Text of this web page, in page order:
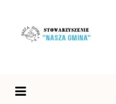
content